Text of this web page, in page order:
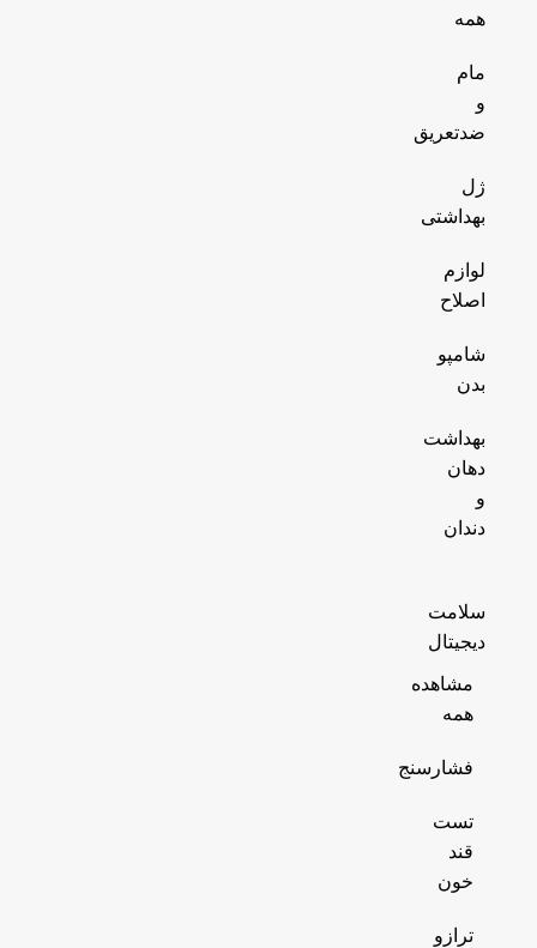
همه
مام
و
ضدتعریق
ژل
بهداشتی
لوازم
اصلاح
شامپو
بدن
بهداشت
دهان
و
دندان
سلامت
دیجیتال
مشاهده
همه
فشارسنج
تست
قند
خون
ترازو